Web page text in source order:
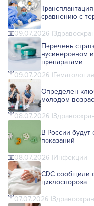
сравнению с
09.07.2026
Перечень
нусинерсеном
препаратами
09.07.2026
Определен
молодом
08.07.2026
В России
показаний
08.07.2026 Инфекции
CDC сообщили
циклоспороза
07.07.2026